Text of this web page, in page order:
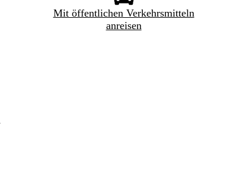
Mit öffentlichen Verkehrsmitteln
anreisen